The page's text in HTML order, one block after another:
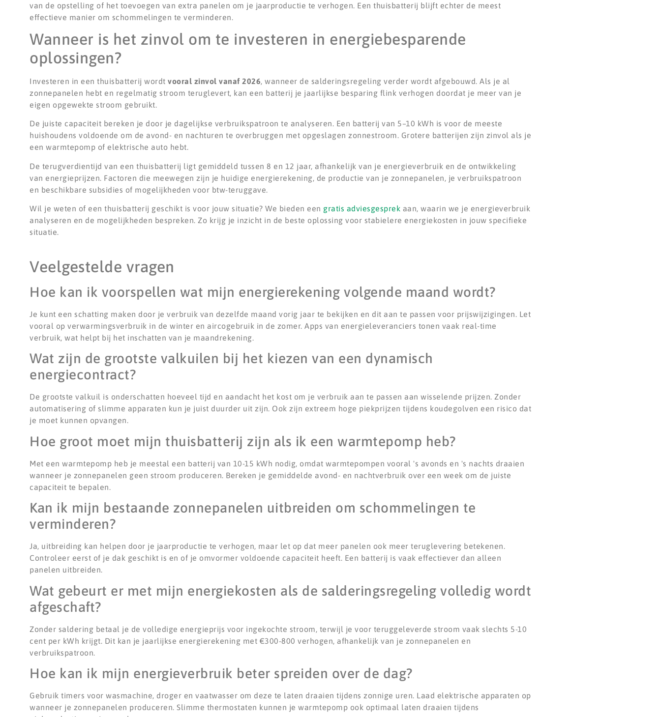
van de opstelling of het toevoegen van extra panelen om je jaarproductie te verhogen. Een thuisbatterij blijft echter de meest
effectieve manier om schommelingen te verminderen.
Wanneer is het zinvol om te investeren in energiebesparende
oplossingen?
Investeren in een thuisbatterij wordt vooral zinvol vanaf 2026, wanneer de salderingsregeling verder wordt afgebouwd. Als je al
zonnepanelen hebt en regelmatig stroom teruglevert, kan een batterij je jaarlijkse besparing flink verhogen doordat je meer van je
eigen opgewekte stroom gebruikt.
De juiste capaciteit bereken je door je dagelijkse verbruikspatroon te analyseren. Een batterij van 5–10 kWh is voor de meeste
huishoudens voldoende om de avond- en nachturen te overbruggen met opgeslagen zonnestroom. Grotere batterijen zijn zinvol als je
een warmtepomp of elektrische auto hebt.
De terugverdientijd van een thuisbatterij ligt gemiddeld tussen 8 en 12 jaar, afhankelijk van je energieverbruik en de ontwikkeling
van energieprijzen. Factoren die meewegen zijn je huidige energierekening, de productie van je zonnepanelen, je verbruikspatroon
en beschikbare subsidies of mogelijkheden voor btw-teruggave.
Wil je weten of een thuisbatterij geschikt is voor jouw situatie? We bieden een gratis adviesgesprek aan, waarin we je energieverbruik
analyseren en de mogelijkheden bespreken. Zo krijg je inzicht in de beste oplossing voor stabielere energiekosten in jouw specifieke
situatie.
Veelgestelde vragen
Hoe kan ik voorspellen wat mijn energierekening volgende maand wordt?
Je kunt een schatting maken door je verbruik van dezelfde maand vorig jaar te bekijken en dit aan te passen voor prijswijzigingen. Let
vooral op verwarmingsverbruik in de winter en aircogebruik in de zomer. Apps van energieleveranciers tonen vaak real-time
verbruik, wat helpt bij het inschatten van je maandrekening.
Wat zijn de grootste valkuilen bij het kiezen van een dynamisch
energiecontract?
De grootste valkuil is onderschatten hoeveel tijd en aandacht het kost om je verbruik aan te passen aan wisselende prijzen. Zonder
automatisering of slimme apparaten kun je juist duurder uit zijn. Ook zijn extreem hoge piekprijzen tijdens koudegolven een risico dat
je moet kunnen opvangen.
Hoe groot moet mijn thuisbatterij zijn als ik een warmtepomp heb?
Met een warmtepomp heb je meestal een batterij van 10-15 kWh nodig, omdat warmtepompen vooral 's avonds en 's nachts draaien
wanneer je zonnepanelen geen stroom produceren. Bereken je gemiddelde avond- en nachtverbruik over een week om de juiste
capaciteit te bepalen.
Kan ik mijn bestaande zonnepanelen uitbreiden om schommelingen te
verminderen?
Ja, uitbreiding kan helpen door je jaarproductie te verhogen, maar let op dat meer panelen ook meer teruglevering betekenen.
Controleer eerst of je dak geschikt is en of je omvormer voldoende capaciteit heeft. Een batterij is vaak effectiever dan alleen
panelen uitbreiden.
Wat gebeurt er met mijn energiekosten als de salderingsregeling volledig wordt
afgeschaft?
Zonder saldering betaal je de volledige energieprijs voor ingekochte stroom, terwijl je voor teruggeleverde stroom vaak slechts 5-10
cent per kWh krijgt. Dit kan je jaarlijkse energierekening met €300-800 verhogen, afhankelijk van je zonnepanelen en
verbruikspatroon.
Hoe kan ik mijn energieverbruik beter spreiden over de dag?
Gebruik timers voor wasmachine, droger en vaatwasser om deze te laten draaien tijdens zonnige uren. Laad elektrische apparaten op
wanneer je zonnepanelen produceren. Slimme thermostaten kunnen je warmtepomp ook optimaal laten draaien tijdens